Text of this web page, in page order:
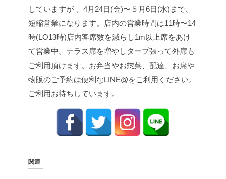
していますが 、4月24日(金)〜５月6日(水)まで、
短縮営業になります。店内の営業時間は11時〜14
時(LO13時)店内客席数を減らし1m以上席をあけ
て営業中。テラス席を増やしタープ張って外席も
ご利用頂けます。お弁当やお惣菜、配達、お席や
物販のご予約は便利なLINE@をご利用ください。
ご利用お待ちしています。
関連